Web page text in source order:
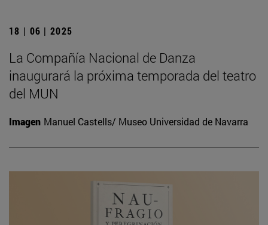
18 | 06 | 2025
La Compañía Nacional de Danza
inaugurará la próxima temporada del teatro
del MUN
Imagen Manuel Castells/ Museo Universidad de Navarra